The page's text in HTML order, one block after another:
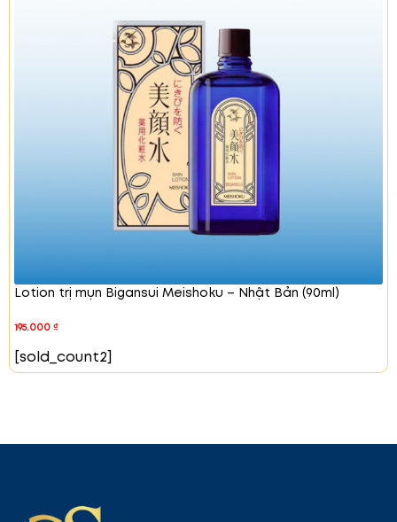
Vitamin E:Có tác dụng trị nám và tàn nhang,
giảm hắc tố, tăng đề kháng cho da.
Butylene Glycol: Giúp kem thấm nhanh, giảm
tình trạng bết rít, bí tắc lỗ chân lông trên da.
Dầu khoáng (Mineral Oil):Hỗ trợ chăm sóc da,
tránh tác hại của môi trường.
Dimethicone: Làm giảm nếp nhăn mang lại sự
căng bóng cho làn da.
Carbomer:Tạo độ căng bóng cho làn da, ngăn
ngừa mụn trứng cá, chống tia cực tím, chống
Hướng dẫn sử dụng:
Lấy một lượng kem dưỡng HATOMUGI
MOISTURIZING CONDITIONING GEL thoa đều lên da
Cách bảo quản:Bảo quản nơi khô ráo, tránh xa tầm
Lotion trị mụn Bigansui Meishoku – Nhật Bản (90ml)
195.000₫
[sold_count2]